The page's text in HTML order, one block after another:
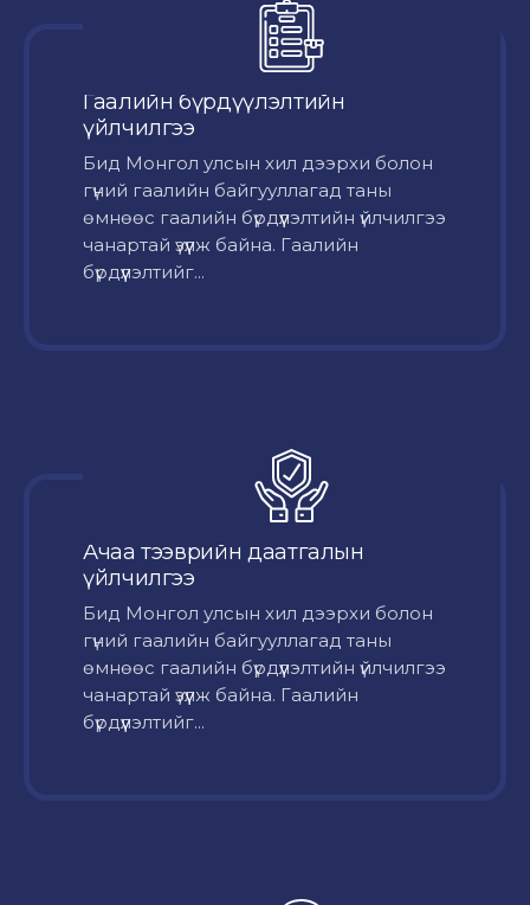
Гаалийн бүрдүүлэлтийн
үйлчилгээ
Бид Монгол улсын хил дээрхи болон
гүний гаалийн байгууллагад таны
өмнөөс гаалийн бүрдүүлэлтийн үйлчилгээ
чанартай үзүүлж байна. Гаалийн
бүрдүүлэлтийг...
Ачаа тээврийн даатгалын
үйлчилгээ
Бид Монгол улсын хил дээрхи болон
гүний гаалийн байгууллагад таны
өмнөөс гаалийн бүрдүүлэлтийн үйлчилгээ
чанартай үзүүлж байна. Гаалийн
бүрдүүлэлтийг...